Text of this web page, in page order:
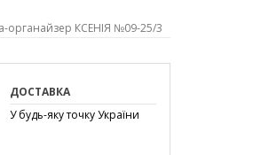
органайзер КСЕНІЯ №09-25/3
ДОСТАВКА
У будь-яку точку України